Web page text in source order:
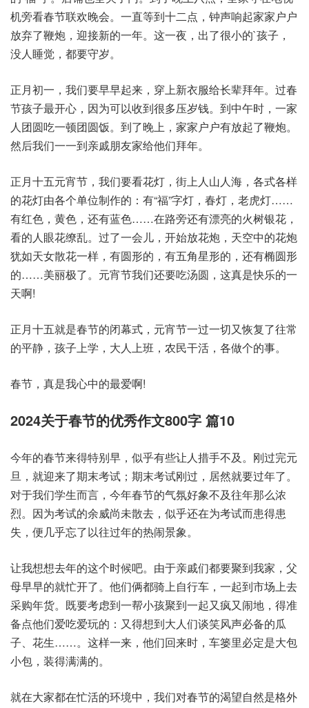
机旁看春节联欢晚会。一直等到十二点，钟声响起家家户户
放弃了鞭炮，迎接新的一年。这一夜，出了很小的`孩子，
没人睡觉，都要守岁。
正月初一，我们要早早起来，穿上新衣服给长辈拜年。过春
节孩子最开心，因为可以收到很多压岁钱。到中午时，一家
人团圆吃一顿团圆饭。到了晚上，家家户户有放起了鞭炮。
然后我们一一到亲戚朋友家给他们拜年。
正月十五元宵节，我们要看花灯，街上人山人海，各式各样
的花灯由各个单位制作的：有“福”字灯，春灯，老虎灯……
有红色，黄色，还有蓝色……在路旁还有漂亮的火树银花，
看的人眼花缭乱。过了一会儿，开始放花炮，天空中的花炮
犹如天女散花一样，有圆形的，有五角星形的，还有椭圆形
的……美丽极了。元宵节我们还要吃汤圆，这真是快乐的一
天啊!
正月十五就是春节的闭幕式，元宵节一过一切又恢复了往常
的平静，孩子上学，大人上班，农民干活，各做个的事。
春节，真是我心中的最爱啊!
2024关于春节的优秀作文800字 篇10
今年的春节来得特别早，似乎有些让人措手不及。刚过完元
旦，就迎来了期末考试；期末考试刚过，居然就要过年了。
对于我们学生而言，今年春节的气氛好象不及往年那么浓
烈。因为考试的余威尚未散去，似乎还在为考试而患得患
失，便几乎忘了以往过年的热闹景象。
让我想想去年的这个时候吧。由于亲戚们都要聚到我家，父
母早早的就忙开了。他们俩都骑上自行车，一起到市场上去
采购年货。既要考虑到一帮小孩聚到一起又疯又闹地，得准
备点他们爱吃爱玩的：又得想到大人们谈笑风声必备的瓜
子、花生……。这样一来，他们回来时，车篓里必定是大包
小包，装得满满的。
就在大家都在忙活的环境中，我们对春节的渴望自然是格外